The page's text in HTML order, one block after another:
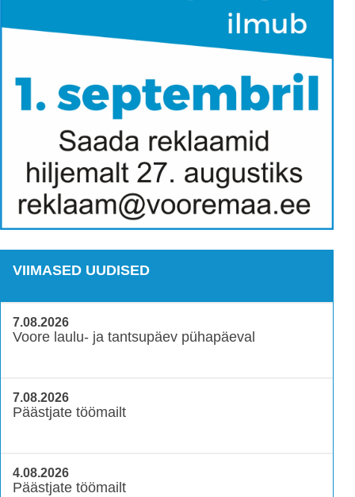
VIIMASED UUDISED
7.08.2026
Voore laulu- ja tantsupäev pühapäeval
7.08.2026
Päästjate töömailt
4.08.2026
Päästjate töömailt